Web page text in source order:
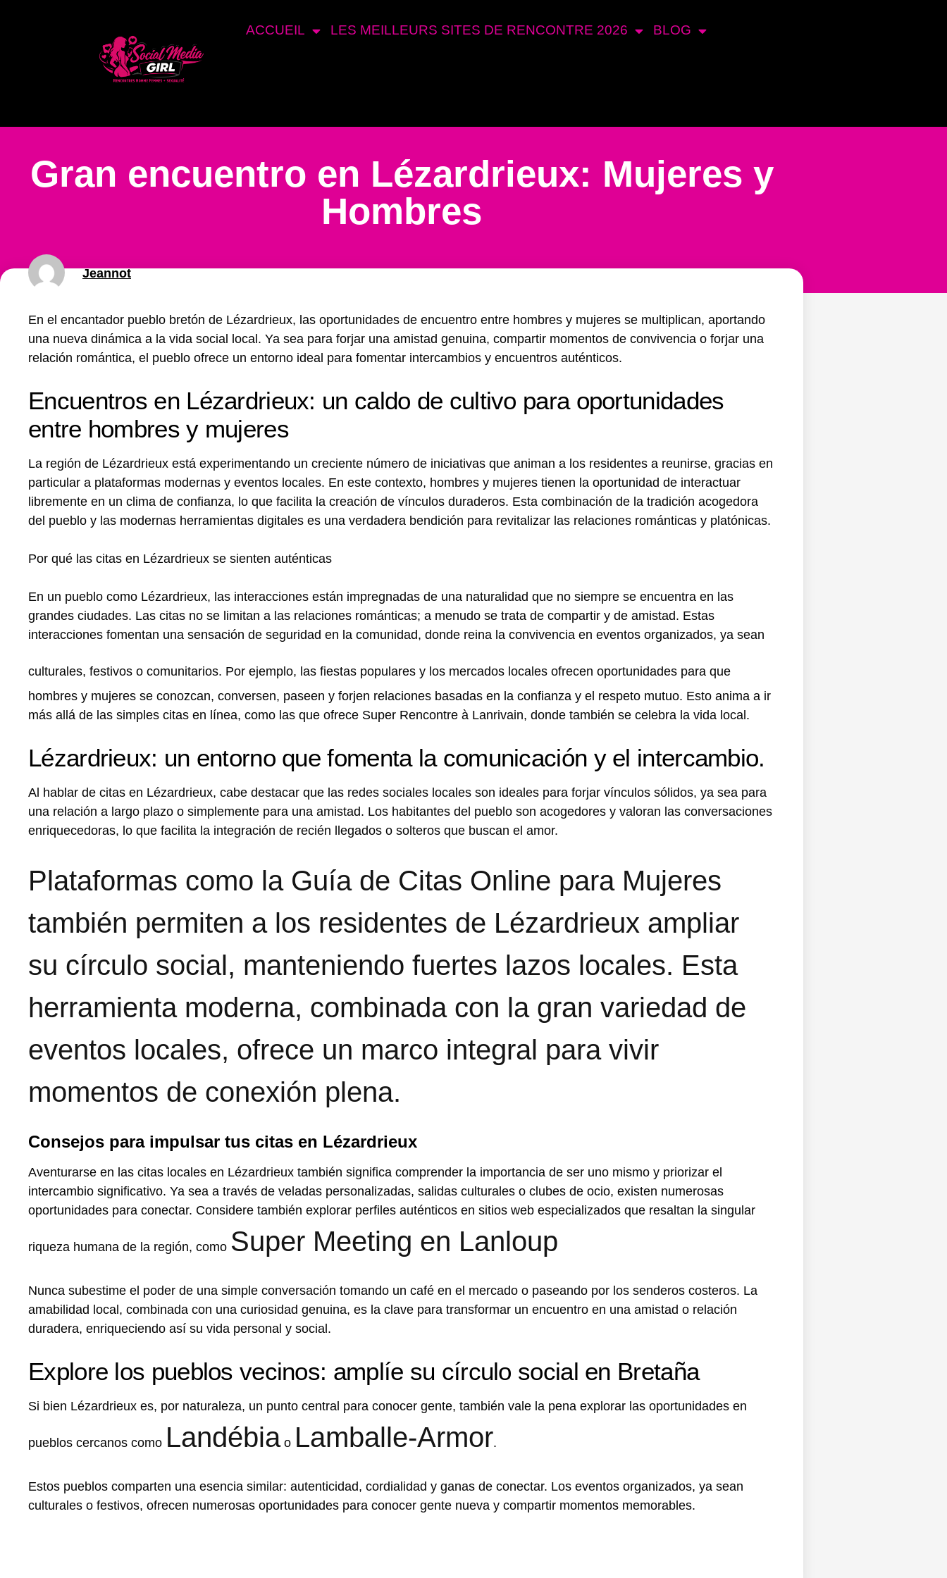
ACCUEIL LES MEILLEURS SITES DE RENCONTRE 2026 BLOG
Gran encuentro en Lézardrieux: Mujeres y
Hombres
Jeannot
En el encantador pueblo bretón de Lézardrieux, las oportunidades de encuentro entre hombres y mujeres se multiplican, aportando
una nueva dinámica a la vida social local. Ya sea para forjar una amistad genuina, compartir momentos de convivencia o forjar una
relación romántica, el pueblo ofrece un entorno ideal para fomentar intercambios y encuentros auténticos.
Encuentros en Lézardrieux: un caldo de cultivo para oportunidades
entre hombres y mujeres
La región de Lézardrieux está experimentando un creciente número de iniciativas que animan a los residentes a reunirse, gracias en
particular a plataformas modernas y eventos locales. En este contexto, hombres y mujeres tienen la oportunidad de interactuar
libremente en un clima de confianza, lo que facilita la creación de vínculos duraderos. Esta combinación de la tradición acogedora
del pueblo y las modernas herramientas digitales es una verdadera bendición para revitalizar las relaciones románticas y platónicas.
Por qué las citas en Lézardrieux se sienten auténticas
En un pueblo como Lézardrieux, las interacciones están impregnadas de una naturalidad que no siempre se encuentra en las
grandes ciudades. Las citas no se limitan a las relaciones románticas; a menudo se trata de compartir y de amistad. Estas
interacciones fomentan una sensación de seguridad en la comunidad, donde reina la convivencia en eventos organizados, ya sean
culturales, festivos o comunitarios. Por ejemplo, las fiestas populares y los mercados locales ofrecen oportunidades para que
hombres y mujeres se conozcan, conversen, paseen y forjen relaciones basadas en la confianza y el respeto mutuo. Esto anima a ir
más allá de las simples citas en línea, como las que ofrece Super Rencontre à Lanrivain, donde también se celebra la vida local.
Lézardrieux: un entorno que fomenta la comunicación y el intercambio.
Al hablar de citas en Lézardrieux, cabe destacar que las redes sociales locales son ideales para forjar vínculos sólidos, ya sea para
una relación a largo plazo o simplemente para una amistad. Los habitantes del pueblo son acogedores y valoran las conversaciones
enriquecedoras, lo que facilita la integración de recién llegados o solteros que buscan el amor.
Plataformas como la Guía de Citas Online para Mujeres
también permiten a los residentes de Lézardrieux ampliar
su círculo social, manteniendo fuertes lazos locales. Esta
herramienta moderna, combinada con la gran variedad de
eventos locales, ofrece un marco integral para vivir
momentos de conexión plena.
Consejos para impulsar tus citas en Lézardrieux
Aventurarse en las citas locales en Lézardrieux también significa comprender la importancia de ser uno mismo y priorizar el
intercambio significativo. Ya sea a través de veladas personalizadas, salidas culturales o clubes de ocio, existen numerosas
oportunidades para conectar. Considere también explorar perfiles auténticos en sitios web especializados que resaltan la singular
riqueza humana de la región, como Super Meeting en Lanloup
Nunca subestime el poder de una simple conversación tomando un café en el mercado o paseando por los senderos costeros. La
amabilidad local, combinada con una curiosidad genuina, es la clave para transformar un encuentro en una amistad o relación
duradera, enriqueciendo así su vida personal y social.
Explore los pueblos vecinos: amplíe su círculo social en Bretaña
Si bien Lézardrieux es, por naturaleza, un punto central para conocer gente, también vale la pena explorar las oportunidades en
pueblos cercanos como Landébiao Lamballe-Armor.
Estos pueblos comparten una esencia similar: autenticidad, cordialidad y ganas de conectar. Los eventos organizados, ya sean
culturales o festivos, ofrecen numerosas oportunidades para conocer gente nueva y compartir momentos memorables.